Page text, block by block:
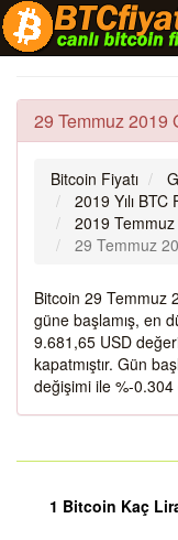
29 Temmuz 2019
Bitcoin Fiyatı
2019 Yılı BTC
2019 Temmuz
29 Temmuz
Bitcoin 29 Temmuz
güne başlamış, en
9.681,65 USD
kapatmıştır. Gün
değişimi ile %-
1 Bitcoin Kaç